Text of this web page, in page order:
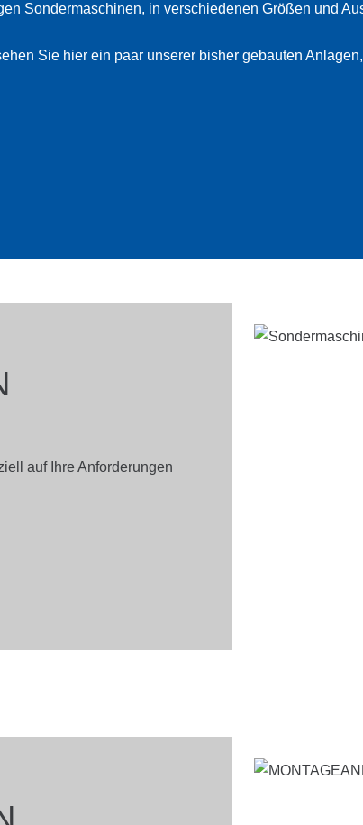
Sondermaschinen, in verschiedenen Größen und
Sie hier ein paar unserer bisher gebauten
auf Ihre Anforderungen